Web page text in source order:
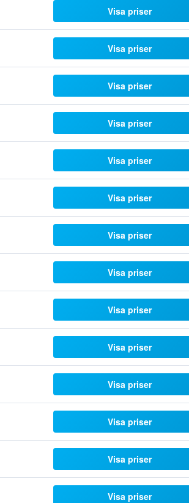
Visa priser
Visa priser
Visa priser
Visa priser
Visa priser
Visa priser
Visa priser
Visa priser
Visa priser
Visa priser
Visa priser
Visa priser
Visa priser
Visa priser